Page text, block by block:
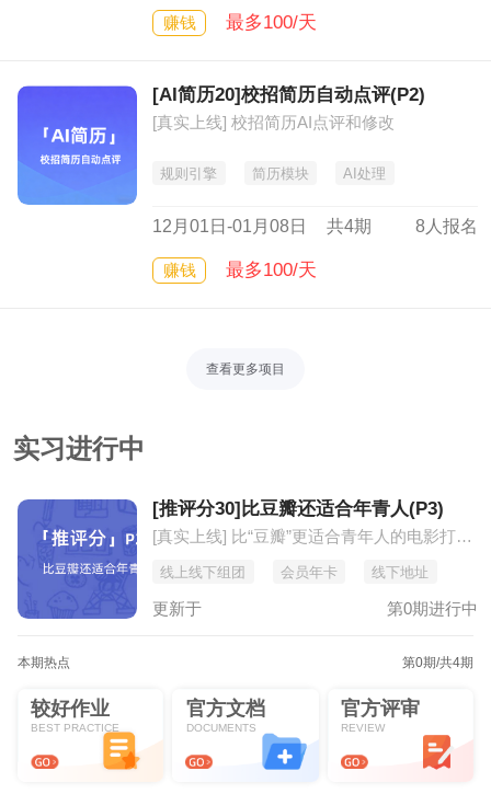
赚钱 最多100/天
[AI简历20]校招简历自动点评(P2)
[真实上线] 校招简历AI点评和修改
规则引擎 简历模块 AI处理
12月01日-01月08日 共4期 8人报名
赚钱 最多100/天
查看更多项目
实习进行中
[推评分30]比豆瓣还适合年青人(P3)
[真实上线] 比“豆瓣”更适合青年人的电影打分推荐平台
线上线下组团 会员年卡 线下地址
更新于 第0期进行中
本期热点 第0期/共4期
较好作业
BEST PRACTICE
官方文档
DOCUMENTS
官方评审
REVIEW